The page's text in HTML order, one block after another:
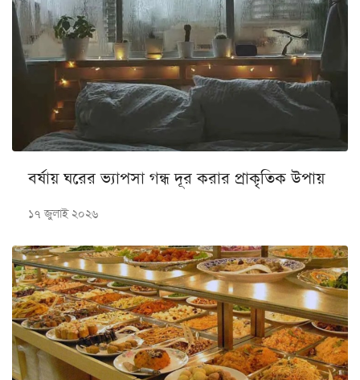
বর্ষায় ঘরের ভ্যাপসা গন্ধ দূর করার প্রাকৃতিক উপায়
১৭ জুলাই ২০২৬